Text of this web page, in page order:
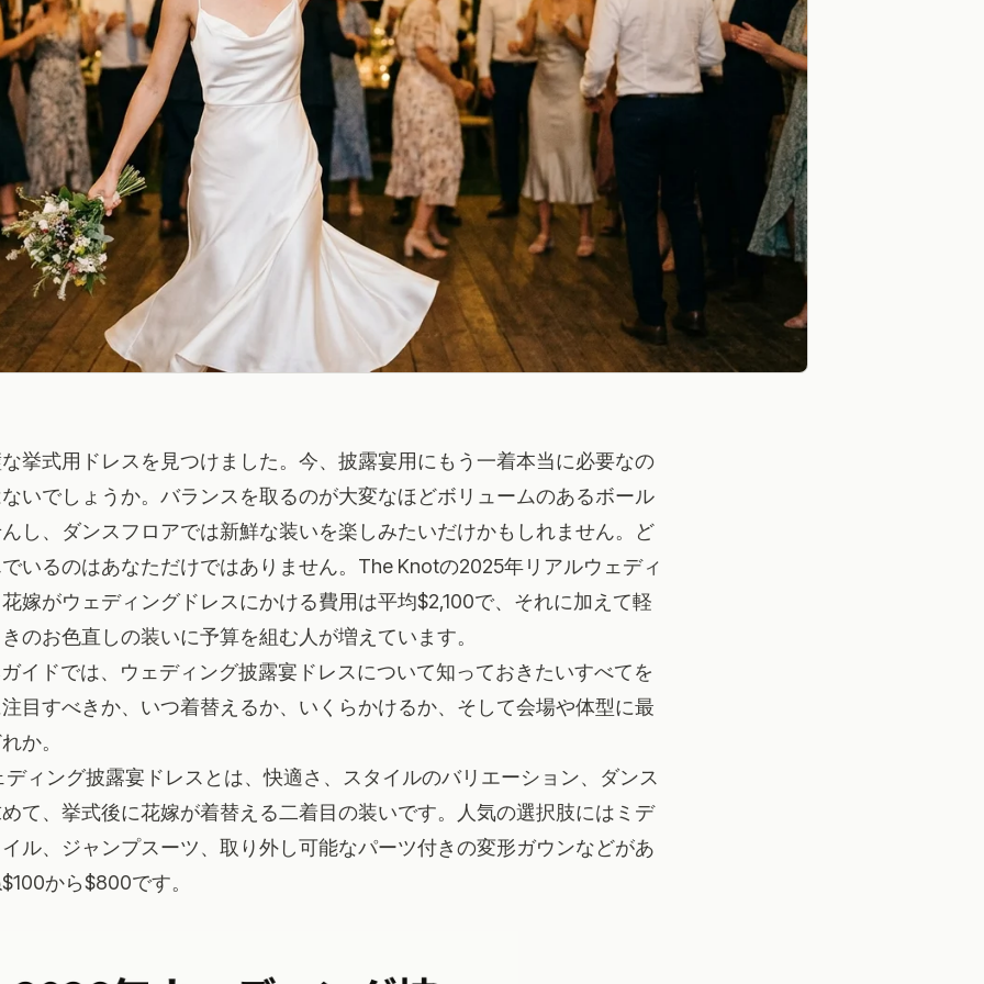
挙式用ドレスを見つけました。今、披露宴用にもう一着本当に必要なの
いでしょうか。バランスを取るのが大変なほどボリュームのあるボール
し、ダンスフロアでは新鮮な装いを楽しみたいだけかもしれません。ど
いるのはあなただけではありません。The Knotの2025年リアルウェディ
嫁がウェディングドレスにかける費用は平均$2,100で、それに加えて軽
のお色直しの装いに予算を組む人が増えています。
イドでは、ウェディング披露宴ドレスについて知っておきたいすべてを
目すべきか、いつ着替えるか、いくらかけるか、そして会場や体型に最
か。
ィング披露宴ドレスとは、快適さ、スタイルのバリエーション、ダンス
て、挙式後に花嫁が着替える二着目の装いです。人気の選択肢にはミデ
ル、ジャンプスーツ、取り外し可能なパーツ付きの変形ガウンなどがあ
から$800です。